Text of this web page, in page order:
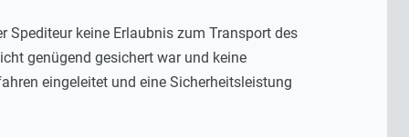
Spediteur keine Erlaubnis zum Transport des
genügend gesichert war und keine
eingeleitet und eine Sicherheitsleistung